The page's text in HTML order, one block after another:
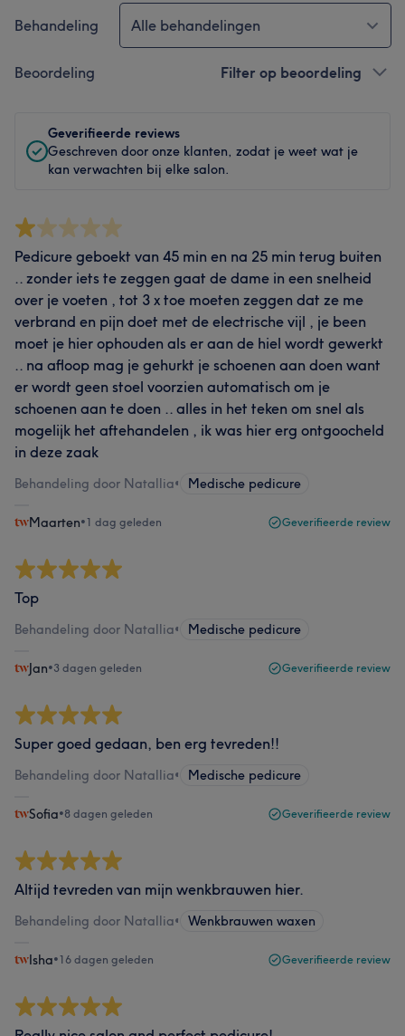
Behandeling Alle behandelingen
Beoordeling Filter op beoordeling
Geverifieerde reviews
Geschreven door onze klanten, zodat je weet wat je
kan verwachten bij elke salon.
Pedicure geboekt van 45 min en na 25 min terug buiten
.. zonder iets te zeggen gaat de dame in een snelheid
over je voeten , tot 3 x toe moeten zeggen dat ze me
verbrand en pijn doet met de electrische vijl , je been
moet je hier ophouden als er aan de hiel wordt gewerkt
.. na afloop mag je gehurkt je schoenen aan doen want
er wordt geen stoel voorzien automatisch om je
schoenen aan te doen .. alles in het teken om snel als
mogelijk het aftehandelen , ik was hier erg ontgoocheld
in deze zaak
Behandeling door Natallia• Medische pedicure
Maarten•1 dag geleden Geverifieerde review
Top
Behandeling door Natallia• Medische pedicure
Jan•3 dagen geleden Geverifieerde review
Super goed gedaan, ben erg tevreden!!
Behandeling door Natallia• Medische pedicure
Sofia•8 dagen geleden Geverifieerde review
Altijd tevreden van mijn wenkbrauwen hier.
Behandeling door Natallia• Wenkbrauwen waxen
Isha•16 dagen geleden Geverifieerde review